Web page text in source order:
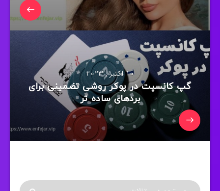
10 اکتبر , 2023
گپ کانسپت در پوکر روشی تضمینی برای
بردهای ساده تر